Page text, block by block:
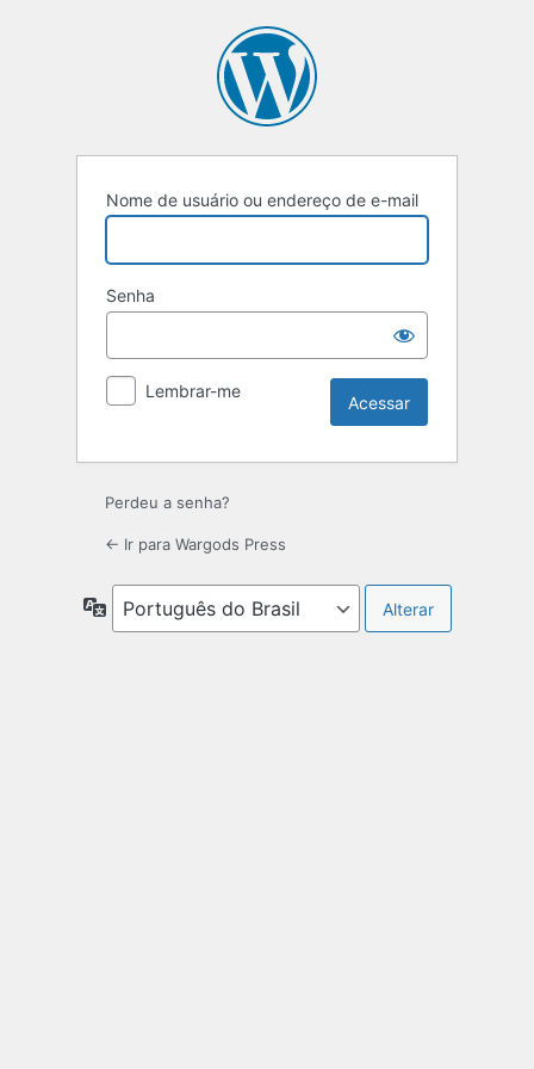
Nome de usuário ou endereço de e-mail
Senha
Lembrar-me
Perdeu a senha?
← Ir para Wargods Press
Idioma